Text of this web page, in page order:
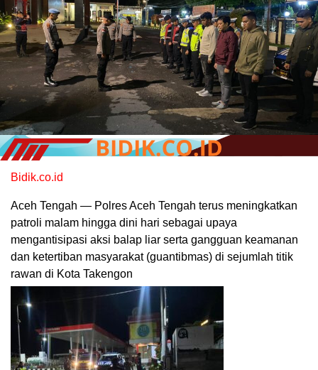
Bidik.co.id
Aceh Tengah — Polres Aceh Tengah terus meningkatkan
patroli malam hingga dini hari sebagai upaya
mengantisipasi aksi balap liar serta gangguan keamanan
dan ketertiban masyarakat (guantibmas) di sejumlah titik
rawan di Kota Takengon